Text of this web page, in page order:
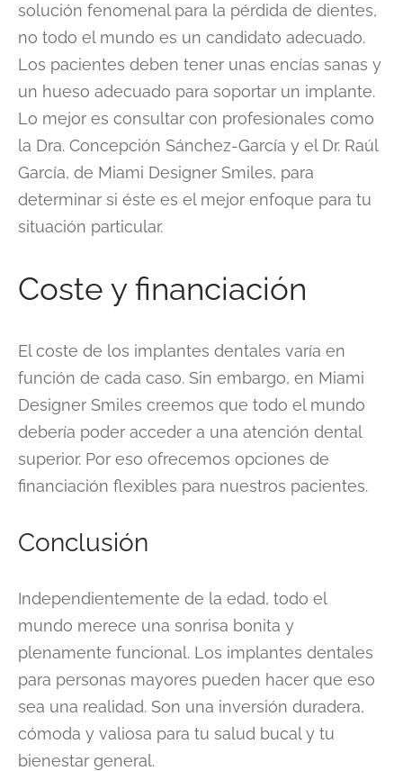
solución fenomenal para la pérdida de dientes,
no todo el mundo es un candidato adecuado.
Los pacientes deben tener unas encías sanas y
un hueso adecuado para soportar un implante.
Lo mejor es consultar con profesionales como
la Dra. Concepción Sánchez-García y el Dr. Raúl
García, de Miami Designer Smiles, para
determinar si éste es el mejor enfoque para tu
situación particular.
Coste y financiación
El coste de los implantes dentales varía en
función de cada caso. Sin embargo, en Miami
Designer Smiles creemos que todo el mundo
debería poder acceder a una atención dental
superior. Por eso ofrecemos opciones de
financiación flexibles para nuestros pacientes.
Conclusión
Independientemente de la edad, todo el
mundo merece una sonrisa bonita y
plenamente funcional. Los implantes dentales
para personas mayores pueden hacer que eso
sea una realidad. Son una inversión duradera,
cómoda y valiosa para tu salud bucal y tu
bienestar general.